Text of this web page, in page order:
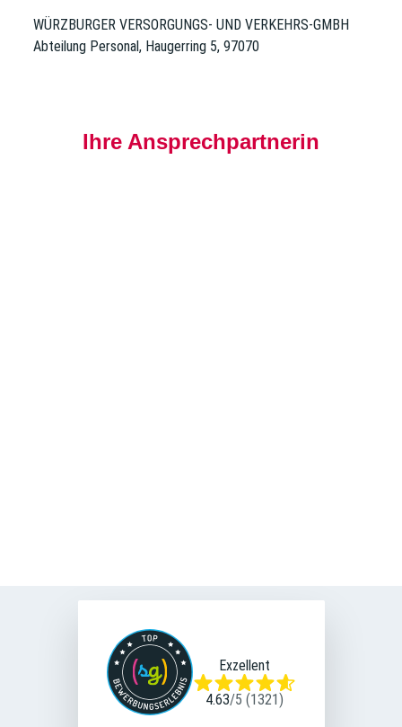
WÜRZBURGER VERSORGUNGS- UND VERKEHRS-GMBH
Abteilung Personal, Haugerring 5, 97070
Ihre Ansprechpartnerin
Exzellent
4.63/5 (1321)